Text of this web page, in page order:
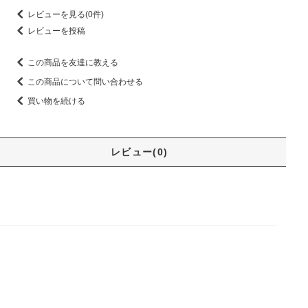
レビューを見る(0件)
レビューを投稿
この商品を友達に教える
この商品について問い合わせる
買い物を続ける
レビュー(0)